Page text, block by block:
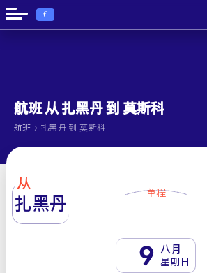
€
航班 从 扎黑丹 到 莫斯科
航班 › 扎黑丹 到 莫斯科
从
扎黑丹 单程
9 八月
星期日